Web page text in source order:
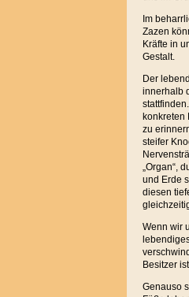
Im
Zazen
Kräfte in
Gestalt.
Der
innerhalb
konkreten
zu
steifer
„Organ“,
und Erde
diesen
Wenn wir
Besitzer
Genauso